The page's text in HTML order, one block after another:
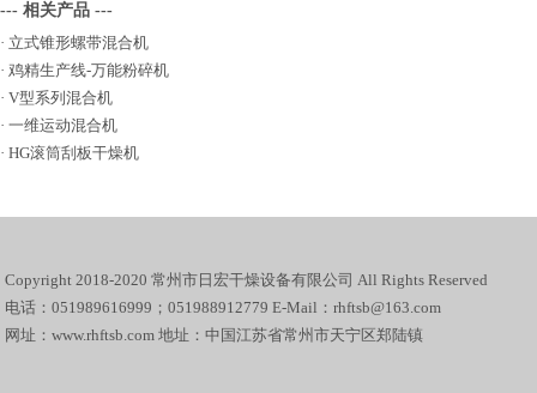
--- 相关产品 ---
· 立式锥形螺带混合机
· 鸡精生产线-万能粉碎机
· V型系列混合机
· 一维运动混合机
· HG滚筒刮板干燥机
Copyright 2018-2020 常州市日宏干燥设备有限公司 All Rights Reserved
电话：051989616999；051988912779 E-Mail：rhftsb@163.com
网址：www.rhftsb.com 地址：中国江苏省常州市天宁区郑陆镇